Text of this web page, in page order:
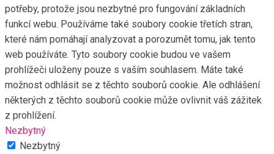
potřeby, protože jsou nezbytné pro fungování základních
funkcí webu. Používáme také soubory cookie třetích stran,
které nám pomáhají analyzovat a porozumět tomu, jak tento
web používáte. Tyto soubory cookie budou ve vašem
prohlížeči uloženy pouze s vaším souhlasem. Máte také
možnost odhlásit se z těchto souborů cookie. Ale odhlášení
některých z těchto souborů cookie může ovlivnit váš zážitek
z prohlížení.
Nezbytný
Nezbytný